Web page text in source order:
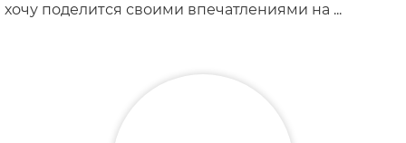
хочу поделится своими впечатлениями на ...